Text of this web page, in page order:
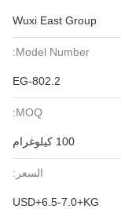
Wuxi East Group
Model Number:
EG-802.2
MOQ:
100 كيلوغرام
السعر:
USD+6.5-7.0+KG